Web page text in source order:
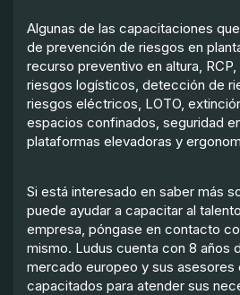
Algunas de las capacitaciones
de prevención de riesgos en
recurso preventivo en altura,
riesgos logísticos, detección de
riesgos eléctricos, LOTO,
espacios confinados, seguridad
plataformas elevadoras y
Si está interesado en saber más
puede ayudar a capacitar al
empresa, póngase en contacto
mismo. Ludus cuenta con 8 años
mercado europeo y sus asesores
capacitados para atender sus